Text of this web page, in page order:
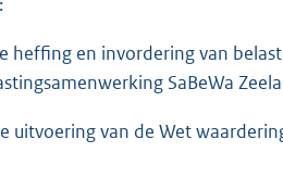
heffing en invordering van
SaBeWa
uitvoering van de Wet